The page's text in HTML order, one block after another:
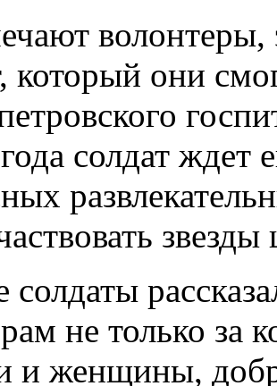
который они
солдат ждет
солдаты
не только за
и женщины,